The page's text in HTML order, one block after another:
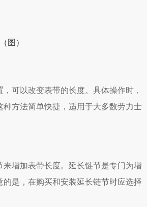
可以改变表带的长度。具体操作时，
方法简单快捷，适用于大多数劳力士
增加表带长度。延长链节是专门为增
是，在购买和安装延长链节时应选择